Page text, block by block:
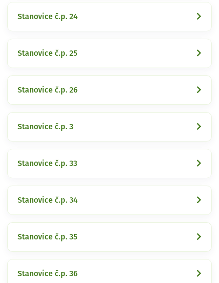
Stanovice č.p. 24
Stanovice č.p. 25
Stanovice č.p. 26
Stanovice č.p. 3
Stanovice č.p. 33
Stanovice č.p. 34
Stanovice č.p. 35
Stanovice č.p. 36